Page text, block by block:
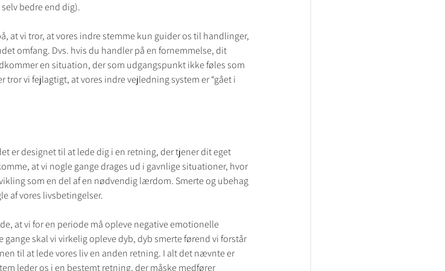
bedre end dig).
at vi tror, at vores indre stemme kun guider os til handlinger,
omfang. Dvs. hvis du handler på en fornemmelse, dit
en situation, der som udgangspunkt ikke føles som
vi fejlagtigt, at vores indre vejledning system er “gået i
er designet til at lede dig i en retning, der tjener dit eget
at vi nogle gange drages ud i gavnlige situationer, hvor
som en del af en nødvendig lærdom. Smerte og ubehag
af vores livsbetingelser.
at vi for en periode må opleve negative emotionelle
skal vi virkelig opleve dyb, dyb smerte førend vi forstår
til at lede vores liv en anden retning. I alt det nævnte er
leder os i en bestemt retning, der måske medfører